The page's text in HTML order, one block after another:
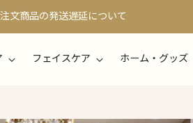
注文商品の発送遅延について
フェイスケア ホーム・グッズ